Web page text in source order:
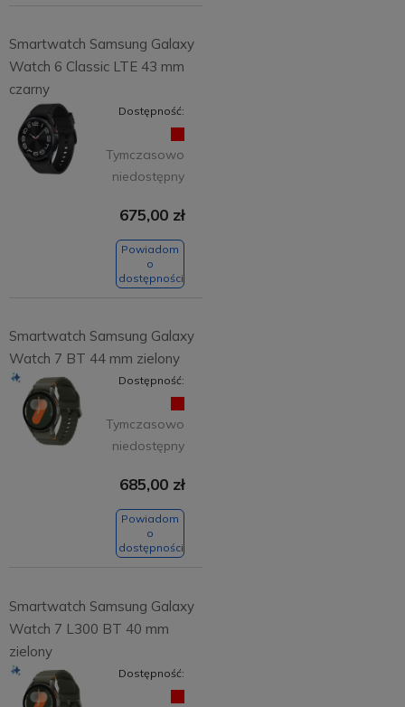
Smartwatch Samsung Galaxy
Watch 6 Classic LTE 43 mm
czarny
Dostępność:
Tymczasowo
niedostępny
675,00 zł
Powiadom
o
dostępności
Smartwatch Samsung Galaxy
Watch 7 BT 44 mm zielony
Dostępność:
Tymczasowo
niedostępny
685,00 zł
Powiadom
o
dostępności
Smartwatch Samsung Galaxy
Watch 7 L300 BT 40 mm
zielony
Dostępność: